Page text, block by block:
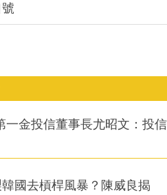
一金投信董事長尤昭文：投信
國去槓桿風暴？陳威良揭